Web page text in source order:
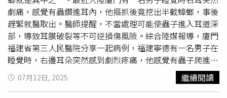
劇痛，感覺有蟲鑽進耳內，他摳抓後竟挖出半截蟑螂，事後
趕緊就醫取出。醫師提醒，不當處理可能使蟲子進入耳道深
部，導致耳膜破裂等不可逆損傷風險。綜合陸媒報導，廈門
福建省第三人民醫院分享一起病例，福建寧德有一名男子在
睡覺時，右邊耳朵突然感到劇烈疼痛，他感覺有蟲子爬進耳
朵裡，為了趕出蟲子，他不斷用手拍打耳朵、手指摳挖耳
道，沒想到挖出半截蟑螂；最可怕的是，他發現另外半截蟑
07月12日, 2025 繼續閱讀